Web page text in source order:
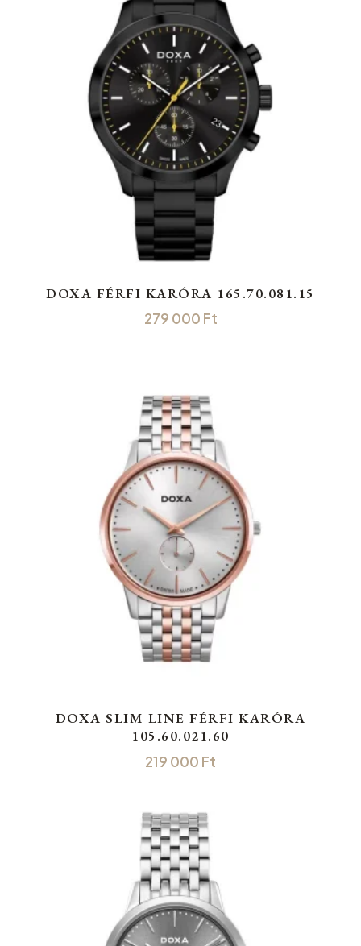
DOXA FÉRFI KARÓRA 165.70.081.15
279 000 Ft
DOXA SLIM LINE FÉRFI KARÓRA
105.60.021.60
219 000 Ft